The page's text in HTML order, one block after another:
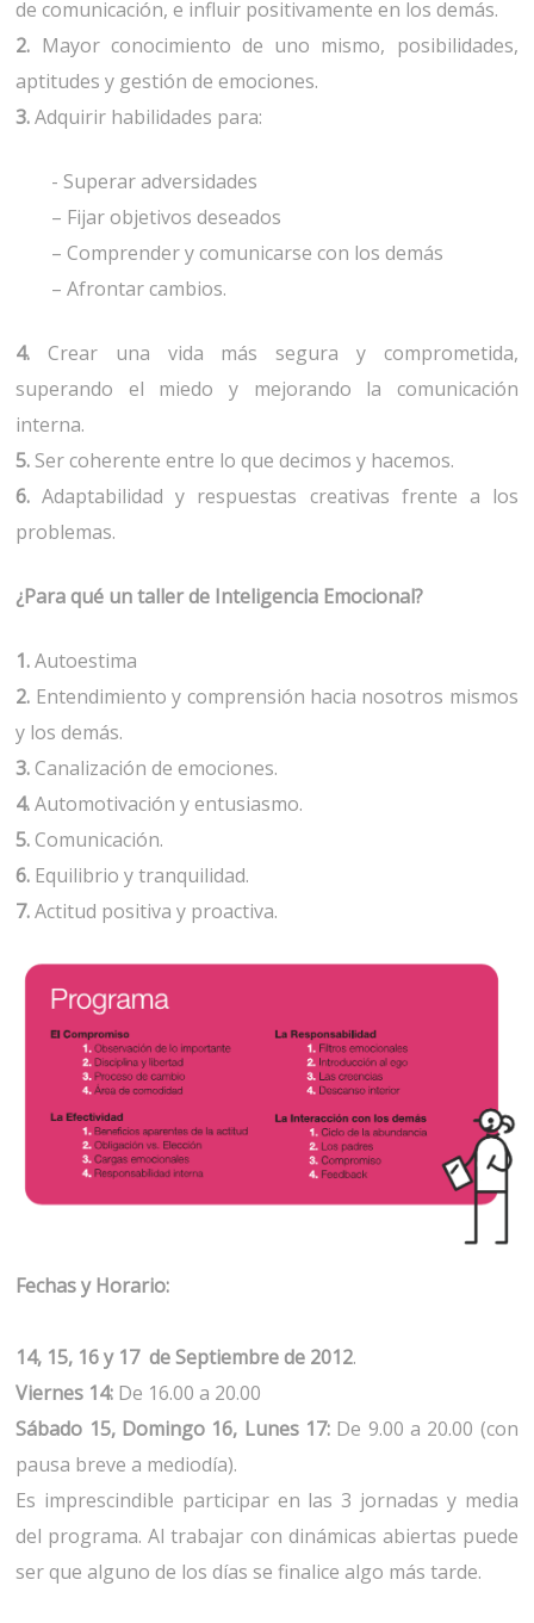
de comunicación, e influir positivamente en los demás.
2. Mayor conocimiento de uno mismo, posibilidades,
aptitudes y gestión de emociones.
3.Adquirir habilidades para:
- Superar adversidades
– Fijar objetivos deseados
– Comprender y comunicarse con los demás
– Afrontar cambios.
4.Crear una vida más segura y comprometida,
superando el miedo y mejorando la comunicación
interna.
5. Ser coherente entre lo que decimos y hacemos.
6.Adaptabilidad y respuestas creativas frente a los
problemas.
¿Para qué un taller de Inteligencia Emocional?
1.Autoestima
2. Entendimiento y comprensión hacia nosotros mismos
y los demás.
3.Canalización de emociones.
4.Automotivación y entusiasmo.
5.Comunicación.
6. Equilibrio y tranquilidad.
7.Actitud positiva y proactiva.
Fechas y Horario:
14, 15, 16 y 17 de Septiembre de 2012.
Viernes 14: De 16.00 a 20.00
Sábado 15, Domingo 16, Lunes 17: De 9.00 a 20.00 (con
pausa breve a mediodía).
Es imprescindible participar en las 3 jornadas y media
del programa. Al trabajar con dinámicas abiertas puede
ser que alguno de los días se finalice algo más tarde.